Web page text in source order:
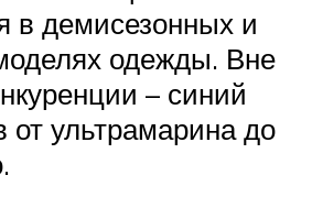
в демисезонных и
одежды. Вне
– синий
от ультрамарина до